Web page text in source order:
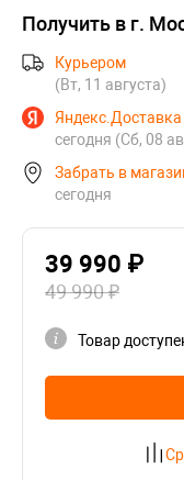
Получить в г.
Курьером
(Вт, 11 августа)
Яндекс.Доставка
сегодня (Сб, 08
Забрать в
сегодня
39 990 ₽
49 990 ₽
Товар